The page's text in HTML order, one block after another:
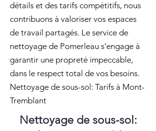
détails et des tarifs compétitifs, nous
contribuons à valoriser vos espaces
de travail partagés. Le service de
nettoyage de Pomerleau s'engage à
garantir une propreté impeccable,
dans le respect total de vos besoins.
Nettoyage de sous-sol: Tarifs à Mont-
Tremblant
Nettoyage de sous-sol: